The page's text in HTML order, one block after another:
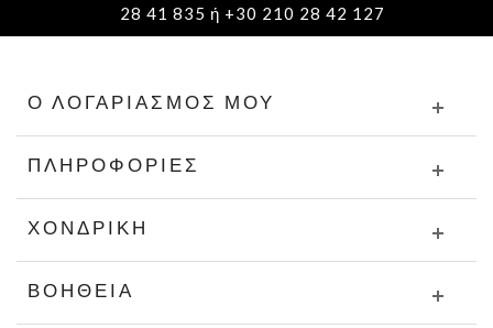
28 41 835 ή +30 210 28 42 127
Ο ΛΟΓΑΡΙΑΣΜΌΣ ΜΟΥ
ΠΛΗΡΟΦΟΡΊΕΣ
ΧΟΝΔΡΙΚΉ
ΒΟΉΘΕΙΑ